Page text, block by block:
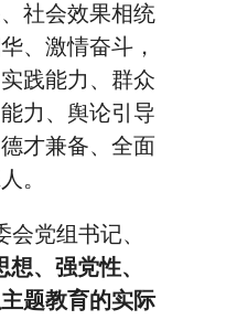
社会效果相统
、激情奋斗，
践能力、群众
力、舆论引导
才兼备、全面
。
党组书记、
想、强党性、
题教育的实际